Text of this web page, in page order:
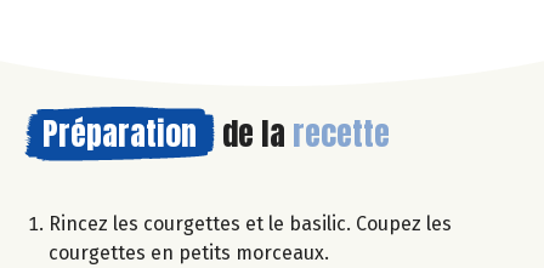
Préparation de la recette
Rincez les courgettes et le basilic. Coupez les
courgettes en petits morceaux.